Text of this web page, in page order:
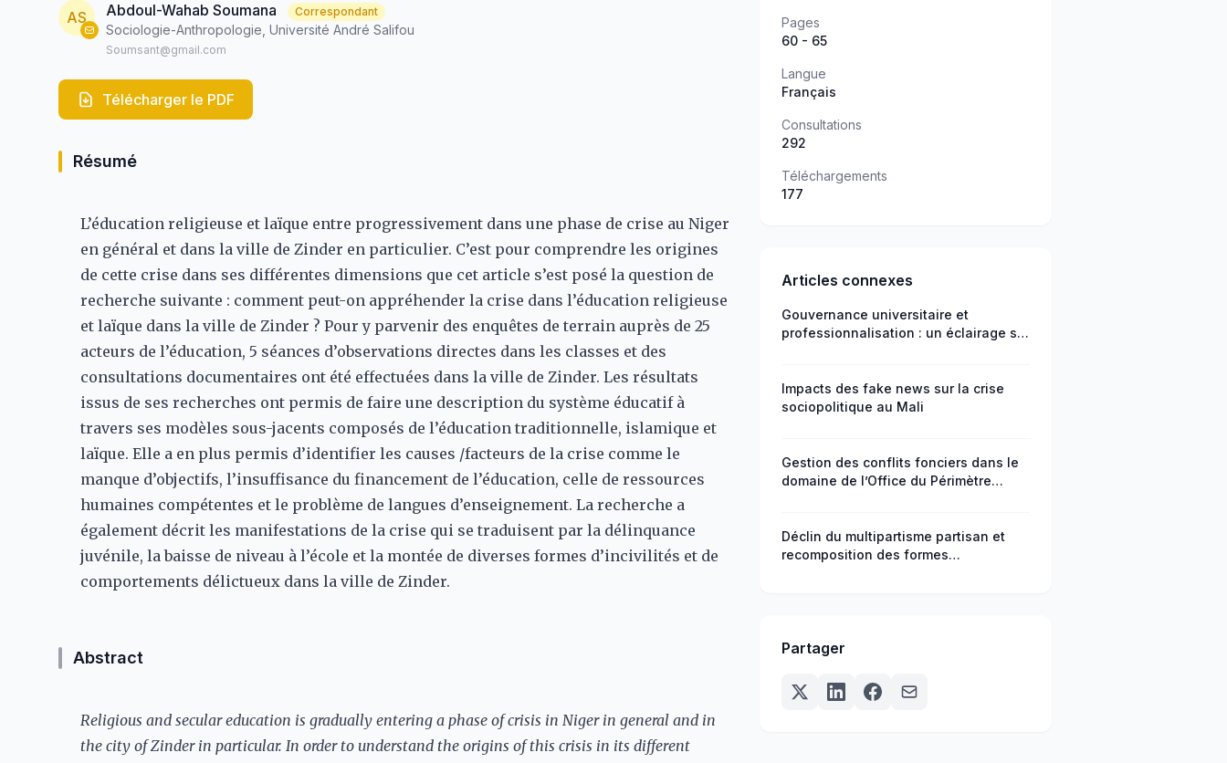
AS Abdoul-Wahab Soumana Correspondant
Sociologie-Anthropologie, Université André Salifou
Soumsant@gmail.com
Télécharger le PDF
Résumé
L’éducation religieuse et laïque entre progressivement dans une phase de crise au Niger
en général et dans la ville de Zinder en particulier. C’est pour comprendre les origines
de cette crise dans ses différentes dimensions que cet article s’est posé la question de
recherche suivante : comment peut-on appréhender la crise dans l’éducation religieuse
et laïque dans la ville de Zinder ? Pour y parvenir des enquêtes de terrain auprès de 25
acteurs de l’éducation, 5 séances d’observations directes dans les classes et des
consultations documentaires ont été effectuées dans la ville de Zinder. Les résultats
issus de ses recherches ont permis de faire une description du système éducatif à
travers ses modèles sous-jacents composés de l’éducation traditionnelle, islamique et
laïque. Elle a en plus permis d’identifier les causes /facteurs de la crise comme le
manque d’objectifs, l’insuffisance du financement de l’éducation, celle de ressources
humaines compétentes et le problème de langues d’enseignement. La recherche a
également décrit les manifestations de la crise qui se traduisent par la délinquance
juvénile, la baisse de niveau à l’école et la montée de diverses formes d’incivilités et de
comportements délictueux dans la ville de Zinder.
Abstract
Religious and secular education is gradually entering a phase of crisis in Niger in general and in
the city of Zinder in particular. In order to understand the origins of this crisis in its different
Pages
60 - 65
Langue
Français
Consultations
292
Téléchargements
177
Articles connexes
Gouvernance universitaire et
professionnalisation : un éclairage sur
Impacts des fake news sur la crise
sociopolitique au Mali
Gestion des conflits fonciers dans le
domaine de l’Office du Périmètre
Déclin du multipartisme partisan et
recomposition des formes
Partager